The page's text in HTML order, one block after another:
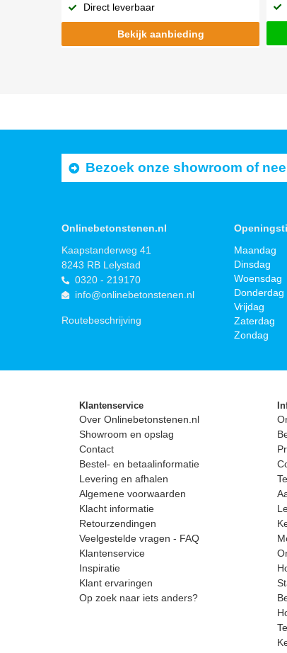
Direct leverbaar
Bekijk aanbieding
Bezoek onze showroom of
Onlinebetonstenen.nl
Kaapstanderweg 41
8243 RB Lelystad
0320 - 219170
info@onlinebetonstenen.nl
Routebeschrijving
Maandag
Dinsdag
Woensdag
Donderdag
Vrijdag
Zaterdag
Zondag
Klantenservice
Over Onlinebetonstenen.nl
Showroom en opslag
Contact
Bestel- en betaalinformatie
Levering en afhalen
Algemene voorwaarden
Klacht informatie
Retourzendingen
Veelgestelde vragen - FAQ
Klantenservice
Inspiratie
Klant ervaringen
Op zoek naar iets anders?